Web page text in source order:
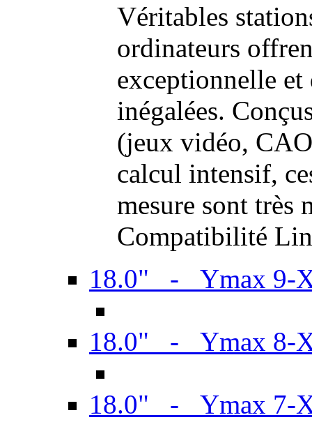
Véritables
ordinateurs
exceptionnelle et
inégalées.
(jeux vidéo,
calcul intensif,
mesure sont très
Compatibilité
18.0" - Ymax 9-
18.0" - Ymax 8-
18.0" - Ymax 7-